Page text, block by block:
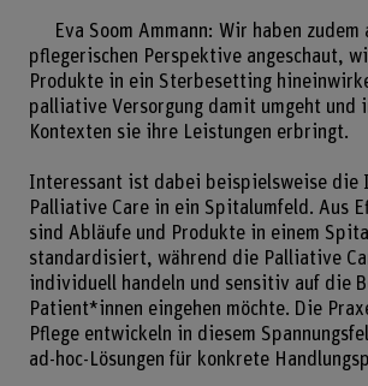
Eva Soom Ammann: Wir haben zudem
pflegerischen Perspektive angeschaut,
Produkte in ein Sterbesetting
palliative Versorgung damit umgeht und
Kontexten sie ihre Leistungen erbringt.
Interessant ist dabei beispielsweise die
Palliative Care in ein Spitalumfeld. Aus
sind Abläufe und Produkte in einem
standardisiert, während die Palliative
individuell handeln und sensitiv auf die
Patient*innen eingehen möchte. Die
Pflege entwickeln in diesem
ad-hoc-Lösungen für konkrete